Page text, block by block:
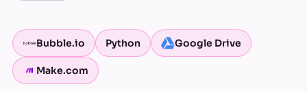
Bubble.io Python Google Drive
Make.com